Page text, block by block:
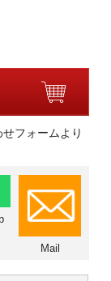
フォームより
Mail